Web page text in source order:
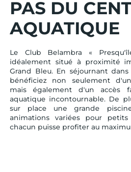
PAS DU
AQUATIQUE
Le Club Belambra «
idéalement situé à proximité
Grand Bleu. En séjournant
bénéficiez non seulement
mais également d'un accès
aquatique incontournable. De
sur place une grande
animations variées pour
chacun puisse profiter au